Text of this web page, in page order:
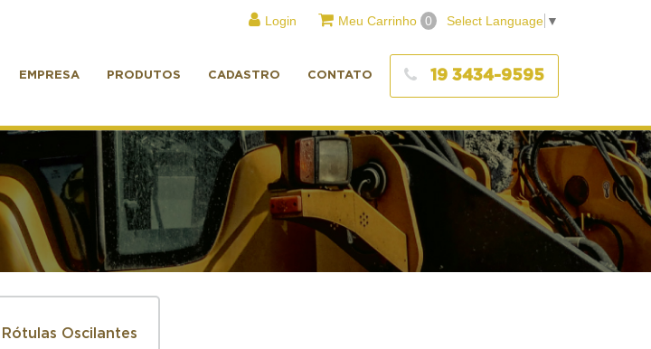
Login Meu Carrinho 0 Select Language ▼
EMPRESA PRODUTOS CADASTRO CONTATO 19 3434-9595
Rótulas Oscilantes